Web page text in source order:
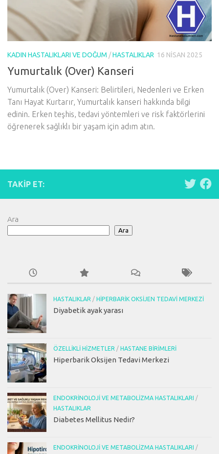
KADIN HASTALIKLARI VE DOĞUM /HASTALIKLAR 16 NISAN 2025
Yumurtalık (Over) Kanseri
Yumurtalık (Over) Kanseri: Belirtileri, Nedenleri ve Erken
Tanı Hayat Kurtarır, Yumurtalık kanseri hakkında bilgi
edinin. Erken teşhis, tedavi yöntemleri ve risk faktörlerini
öğrenerek sağlıklı bir yaşam için adım atın.
TAKIP ET:
Ara
Ara
HASTALIKLAR / HIPERBARIK OKSIJEN TEDAVI MERKEZI
Diyabetik ayak yarası
ÖZELLIKLI HIZMETLER / HASTANE BIRIMLERI
Hiperbarik Oksijen Tedavi Merkezi
ENDOKRINOLOJI VE METABOLIZMA HASTALIKLARI
/
HASTALIKLAR
Diabetes Mellitus Nedir?
ENDOKRINOLOJI VE METABOLIZMA HASTALIKLARI
/